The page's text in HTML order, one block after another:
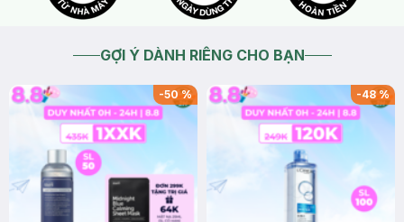
GỢI Ý DÀNH RIÊNG CHO BẠN
-50% -48%